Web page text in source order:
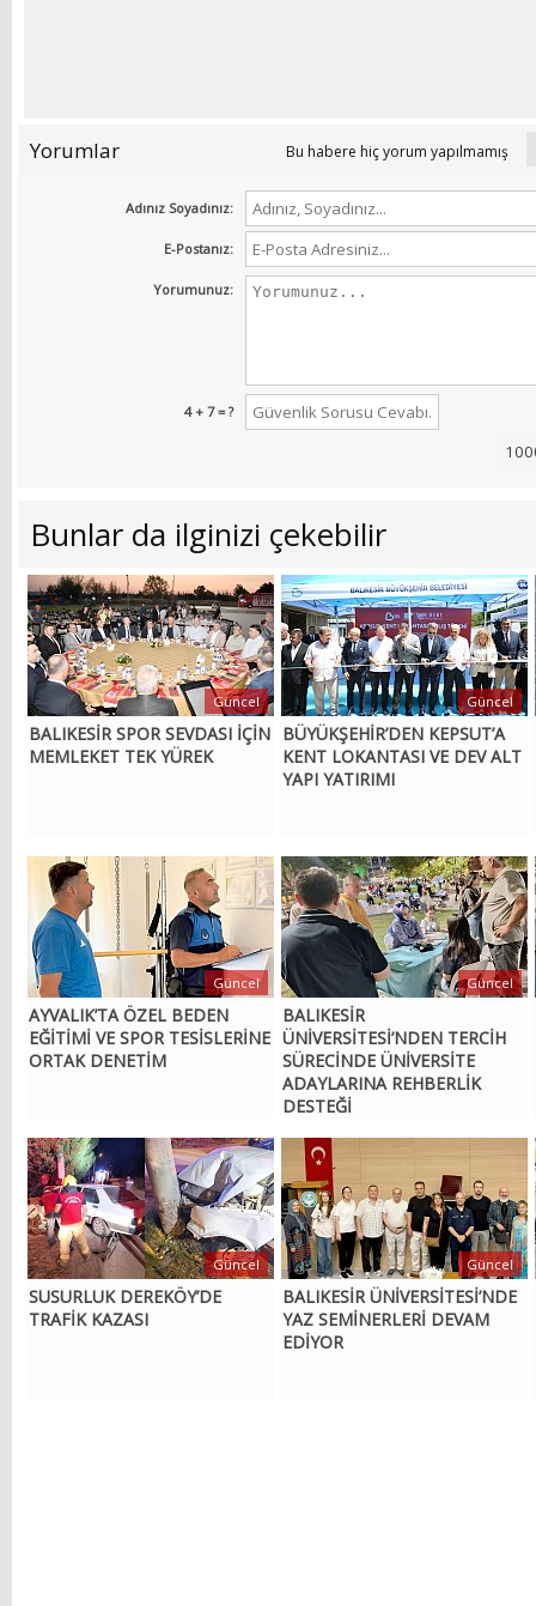
Yorumlar Bu habere hiç yorum yapılmamış
Adınız Soyadınız:
E-Postanız:
Yorumunuz:
4 + 7 = ?
Bunlar da ilginizi çekebilir
BALIKESİR SPOR SEVDASI İÇİN
MEMLEKET TEK YÜREK
Güncel
BÜYÜKŞEHİR’DEN KEPSUT’A
KENT LOKANTASI VE DEV ALT
YAPI YATIRIMI
Güncel
AYVALIK’TA ÖZEL BEDEN
EĞİTİMİ VE SPOR TESİSLERİNE
ORTAK DENETİM
Güncel
BALIKESİR
ÜNİVERSİTESİ’NDEN TERCİH
SÜRECİNDE ÜNİVERSİTE
ADAYLARINA REHBERLİK
DESTEĞİ
Güncel
SUSURLUK DEREKÖY’DE
TRAFİK KAZASI
Güncel
BALIKESİR ÜNİVERSİTESİ’NDE
YAZ SEMİNERLERİ DEVAM
EDİYOR
Güncel